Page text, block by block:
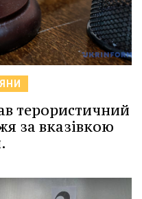
терористичний
за вказівкою